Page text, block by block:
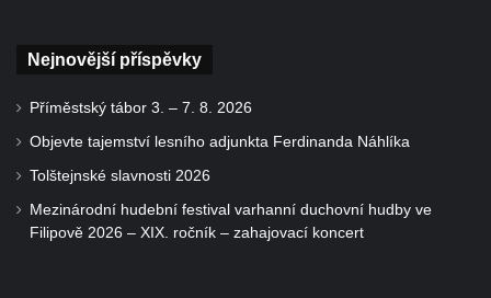
Nejnovější příspěvky
Příměstský tábor 3. – 7. 8. 2026
Objevte tajemství lesního adjunkta Ferdinanda Náhlíka
Tolštejnské slavnosti 2026
Mezinárodní hudební festival varhanní duchovní hudby ve
Filipově 2026 – XIX. ročník – zahajovací koncert